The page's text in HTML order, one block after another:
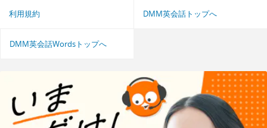
利用規約 DMM英会話トップへ
DMM英会話Wordsトップへ